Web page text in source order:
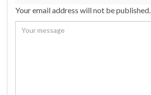
Your email address will not be published.